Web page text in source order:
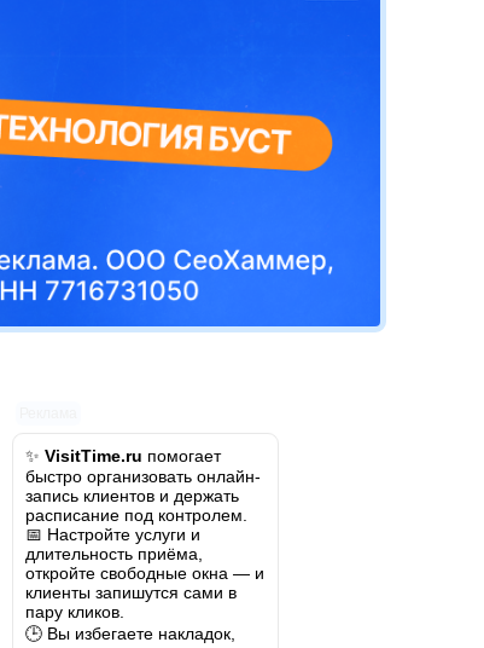
✨ VisitTime.ru помогает
быстро организовать онлайн-
запись клиентов и держать
расписание под контролем.
📅 Настройте услуги и
длительность приёма,
откройте свободные окна — и
клиенты запишутся сами в
пару кликов.
🕒 Вы избегаете накладок,